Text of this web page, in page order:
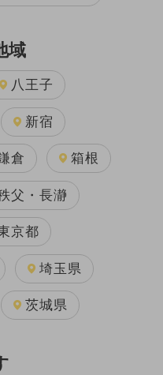
域
八王子
新宿
倉 箱根
父・長瀞
京都
埼玉県
茨城県